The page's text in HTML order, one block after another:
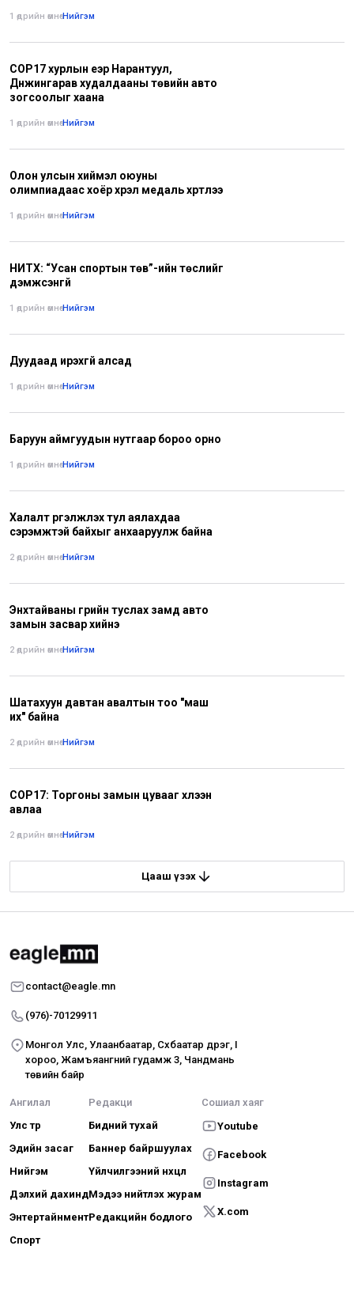
1 өдрийн өмнө•Нийгэм
COP17 хурлын үеэр Нарантуул,
Дүнжингарав худалдааны төвийн авто
зогсоолыг хаана
1 өдрийн өмнө•Нийгэм
Олон улсын хиймэл оюуны
олимпиадаас хоёр хүрэл медаль хүртлээ
1 өдрийн өмнө•Нийгэм
НИТХ: “Усан спортын төв”-ийн төслийг
дэмжсэнгүй
1 өдрийн өмнө•Нийгэм
Дуудаад ирэхгүй алсад
1 өдрийн өмнө•Нийгэм
Баруун аймгуудын нутгаар бороо орно
1 өдрийн өмнө•Нийгэм
Халалт үргэлжлэх тул аялахдаа
сэрэмжтэй байхыг анхааруулж байна
2 өдрийн өмнө•Нийгэм
Энхтайваны гүүрийн туслах замд авто
замын засвар хийнэ
2 өдрийн өмнө•Нийгэм
Шатахуун давтан авалтын тоо "маш
их" байна
2 өдрийн өмнө•Нийгэм
COP17: Торгоны замын цувааг хүлээн
авлаа
2 өдрийн өмнө•Нийгэм
Цааш үзэх
contact@eagle.mn
(976)-70129911
Монгол Улс, Улаанбаатар, Сүхбаатар дүүрэг, I
хороо, Жамъяангүний гудамж 3, Чандмань
төвийн байр
Ангилал
Улс төр
Эдийн засаг
Нийгэм
Дэлхий дахинд
Энтертайнмент
Спорт
Редакци
Бидний тухай
Баннер байршуулах
Үйлчилгээний нөхцөл
Мэдээ нийтлэх журам
Редакцийн бодлого
Сошиал хаяг
Youtube
Facebook
Instagram
X.com